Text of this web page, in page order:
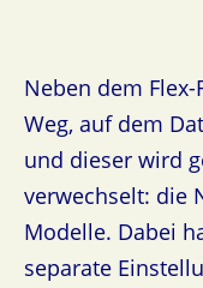
Neben dem
Weg, auf dem
und dieser wird
verwechselt: die
Modelle. Dabei
separate